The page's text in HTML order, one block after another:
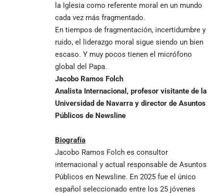
la Iglesia como referente moral en un mundo
cada vez más fragmentado.
En tiempos de fragmentación, incertidumbre y
ruido, el liderazgo moral sigue siendo un bien
escaso. Y muy pocos tienen el micrófono
global del Papa.
Jacobo Ramos Folch
Analista Internacional, profesor visitante de la
Universidad de Navarra y director de Asuntos
Públicos de Newsline
Biografía
Jacobo Ramos Folch es consultor
internacional y actual responsable de Asuntos
Públicos en Newsline. En 2025 fue el único
español seleccionado entre los 25 jóvenes